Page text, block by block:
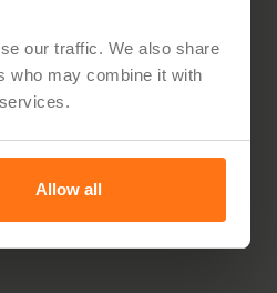
our traffic. We also share
who may combine it with
Allow all